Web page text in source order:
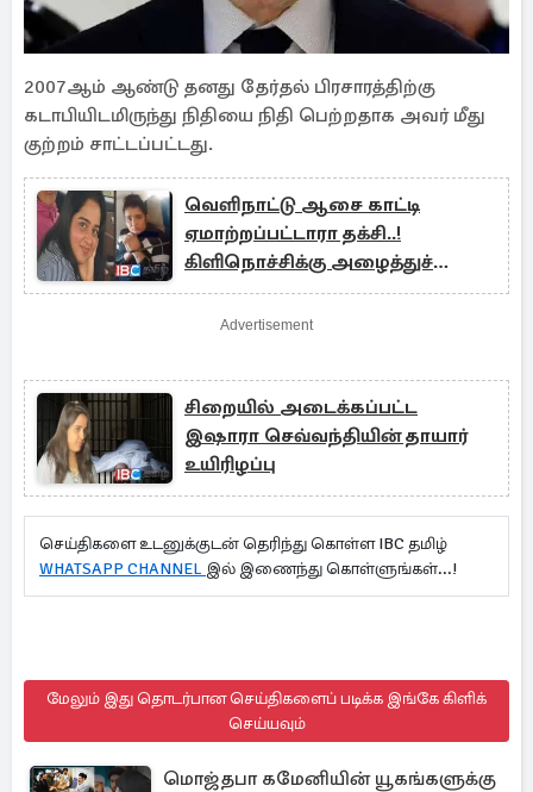
2007ஆம் ஆண்டு தனது தேர்தல் பிரசாரத்திற்கு
கடாபியிடமிருந்து நிதியை நிதி பெற்றதாக அவர் மீது
குற்றம் சாட்டப்பட்டது.
வெளிநாட்டு ஆசை காட்டி
ஏமாற்றப்பட்டாரா தக்சி..!
கிளிநொச்சிக்கு அழைத்துச்
செல்லப்பட்ட செவ்வந்தி
Advertisement
சிறையில் அடைக்கப்பட்ட
இஷாரா செவ்வந்தியின் தாயார்
உயிரிழப்பு
செய்திகளை உடனுக்குடன் தெரிந்து கொள்ள IBC தமிழ்
WHATSAPP CHANNEL இல் இணைந்து கொள்ளுங்கள்...!
மேலும் இது தொடர்பான செய்திகளைப் படிக்க இங்கே கிளிக்
செய்யவும்
மொஜ்தபா கமேனியின் யூகங்களுக்கு